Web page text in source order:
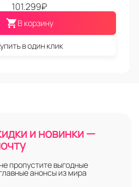
101.299₽
В корзину
в один клик
и новинки —
пропустите выгодные
анонсы из мира